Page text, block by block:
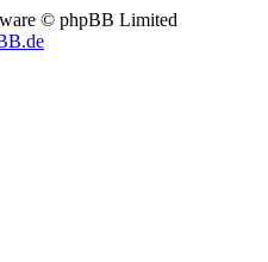
© phpBB Limited